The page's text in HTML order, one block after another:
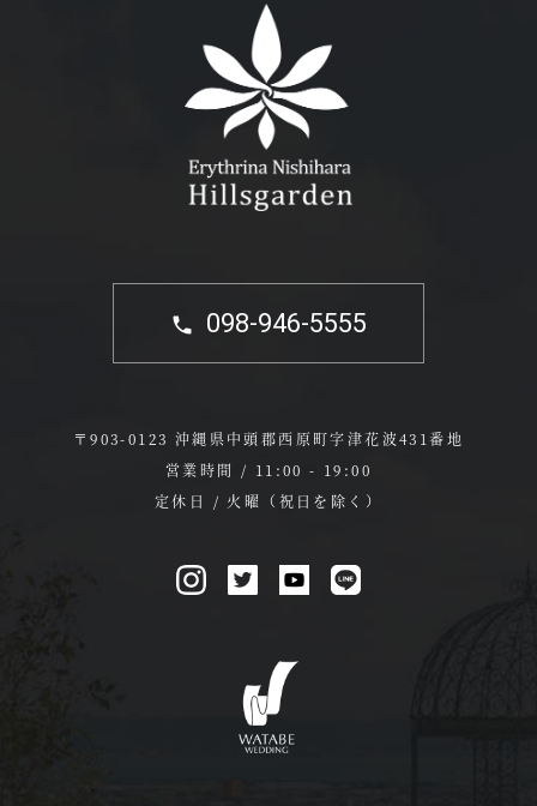
098-946-5555
〒903-0123 沖縄県中頭郡西原町字津花波431番地
営業時間 / 11:00 - 19:00
定休日 / 火曜（祝日を除く）